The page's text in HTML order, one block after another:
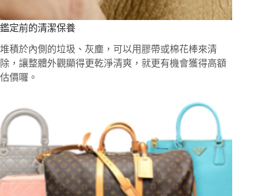
鑑定前的清潔保養
堆積於內側的垃圾、灰塵，可以用膠帶或棉花棒來清
除，讓整體外觀顯得更乾淨清爽，就更有機會獲得高額
估價囉。